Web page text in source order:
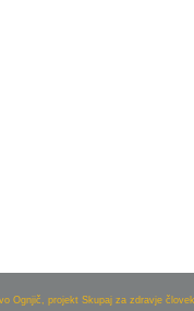
Ognjič, projekt Skupaj za zdravje